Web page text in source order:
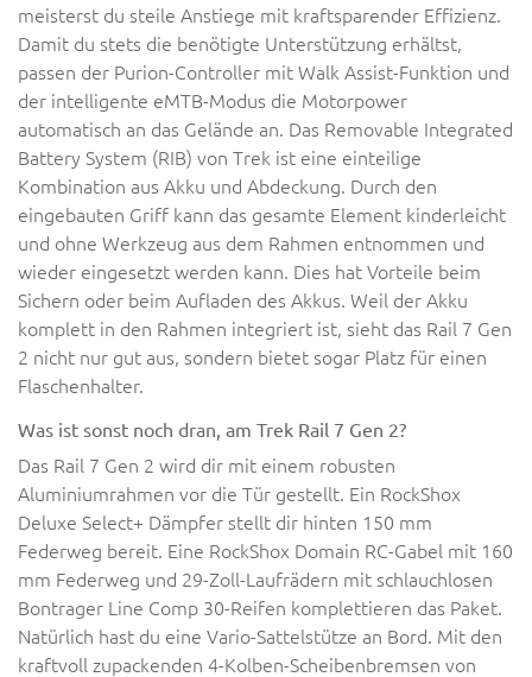
meisterst du steile Anstiege mit kraftsparender Effizienz.
Damit du stets die benötigte Unterstützung erhältst,
passen der Purion-Controller mit Walk Assist-Funktion und
der intelligente eMTB-Modus die Motorpower
automatisch an das Gelände an. Das Removable Integrated
Battery System (RIB) von Trek ist eine einteilige
Kombination aus Akku und Abdeckung. Durch den
eingebauten Griff kann das gesamte Element kinderleicht
und ohne Werkzeug aus dem Rahmen entnommen und
wieder eingesetzt werden kann. Dies hat Vorteile beim
Sichern oder beim Aufladen des Akkus. Weil der Akku
komplett in den Rahmen integriert ist, sieht das Rail 7 Gen
2 nicht nur gut aus, sondern bietet sogar Platz für einen
Flaschenhalter.
Was ist sonst noch dran, am Trek Rail 7 Gen 2?
Das Rail 7 Gen 2 wird dir mit einem robusten
Aluminiumrahmen vor die Tür gestellt. Ein RockShox
Deluxe Select+ Dämpfer stellt dir hinten 150 mm
Federweg bereit. Eine RockShox Domain RC-Gabel mit 160
mm Federweg und 29-Zoll-Laufrädern mit schlauchlosen
Bontrager Line Comp 30-Reifen komplettieren das Paket.
Natürlich hast du eine Vario-Sattelstütze an Bord. Mit den
kraftvoll zupackenden 4-Kolben-Scheibenbremsen von